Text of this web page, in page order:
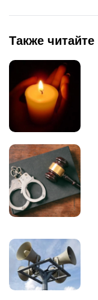
Также читайте